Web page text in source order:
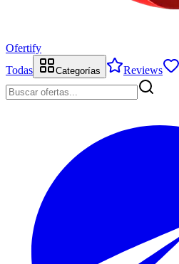
Ofertify
Todas
Categorías Reviews